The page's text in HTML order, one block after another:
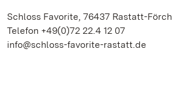
Schloss Favorite, 76437 Rastatt-Förch
Telefon +49(0)72 22.4 12 07
info@schloss-favorite-rastatt.de